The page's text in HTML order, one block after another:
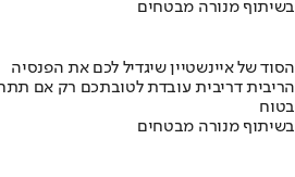
בשיתוף מנורה מבטחים
הסוד של איינשטיין שיגדיל לכם את הפנסיה
הריבית דריבית עובדת לטובתכם רק אם
בטוח
בשיתוף מנורה מבטחים